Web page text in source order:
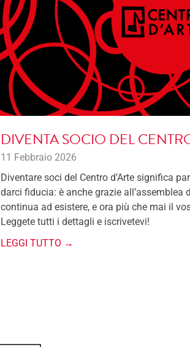
DIVENTA SOCIO DEL
11 Febbraio 2026
Diventare soci del Centro d’Arte significa
darci fiducia: è anche grazie all’assemblea
continua ad esistere, e ora più che mai il
Leggete tutti i dettagli e iscrivetevi!
LEGGI TUTTO →